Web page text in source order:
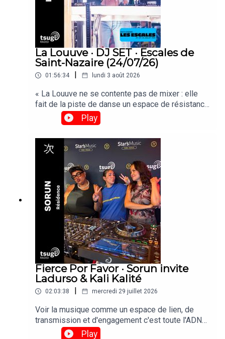
La Louuve · DJ SET · Escales de
Saint-Nazaire (24/07/26)
01:56:34 | lundi 3 août 2026
« La Louuve ne se contente pas de mixer : elle
fait de la piste de danse un espace de résistance
et de réinvention culturelle. »Retrouvez son set
enregistré depuis le Club 360 des Escales de
Saint-Nazaire le vendredi 24 Juillet 2026. © Brice
Photo
Play
Fierce Por Favor · Sorun invite
Ladurso & Kali Kalité
02:03:38 mercredi 29 juillet 2026
Voir la musique comme un espace de lien, de
transmission et d'engagement c'est toute l'ADN
de la résidence Fierce Por Favor, imaginé par
Play